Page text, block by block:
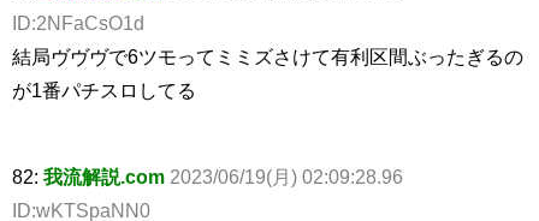
ID:2NFaCsO1d
結局ヴヴヴで6ツモってミミズさけて有利区間ぶったぎるの
が1番パチスロしてる
82: 我流解説.com 2023/06/19(月) 02:09:28.96
ID:wKTSpaNN0